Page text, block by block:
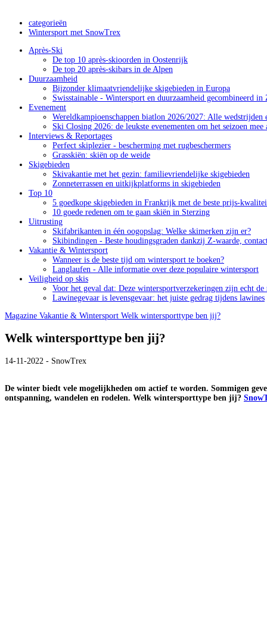
categorieën
Wintersport met SnowTrex
Après-Ski
De top 10 après-skioorden in Oostenrijk
De top 20 après-skibars in de Alpen
Duurzaamheid
Bijzonder klimaatvriendelijke skigebieden in Europa
Swisstainable - Wintersport en duurzaamheid gecombineerd in
Evenement
Wereldkampioenschappen biatlon 2026/2027: Alle wedstrijden
Ski Closing 2026: de leukste evenementen om het seizoen mee
Interviews & Reportages
Perfect skiplezier - bescherming met rugbeschermers
Grasskiën: skiën op de weide
Skigebieden
Skivakantie met het gezin: familievriendelijke skigebieden
Zonneterrassen en uitkijkplatforms in skigebieden
Top 10
5 goedkope skigebieden in Frankrijk met de beste prijs-
10 goede redenen om te gaan skiën in Sterzing
Uitrusting
Skifabrikanten in één oogopslag: Welke skimerken zijn er?
Skibindingen - Beste houdingsgraden dankzij Z-waarde,
Vakantie & Wintersport
Wanneer is de beste tijd om wintersport te boeken?
Langlaufen - Alle informatie over deze populaire wintersport
Veiligheid op skis
Voor het geval dat: Deze wintersportverzekeringen zijn echt de
Lawinegevaar is levensgevaar: het juiste gedrag tijdens lawines
Magazine Vakantie & Wintersport Welk wintersporttype ben jij?
Welk wintersporttype ben jij?
14-11-2022 - SnowTrex
De winter biedt vele mogelijkheden om actief te worden. Sommigen
ontspanning, wandelen en rodelen. Welk wintersporttype ben jij?